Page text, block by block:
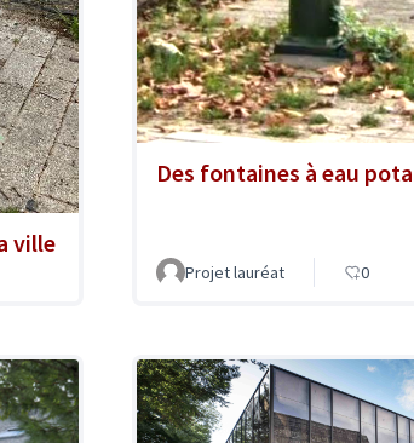
ville
Des fontaines à eau
Projet lauréat 0